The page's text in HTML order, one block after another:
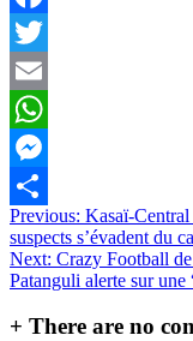
Facebook
Twitter
Email
WhatsApp
Messenger
Partager
Navigation
de
l’article
Previous: Kasaï-Central
suspects s’évadent du
Next: Crazy Football
Patanguli alerte sur une
+ There are no